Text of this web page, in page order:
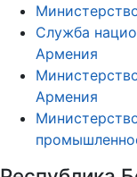
Служба
Армения
Армения